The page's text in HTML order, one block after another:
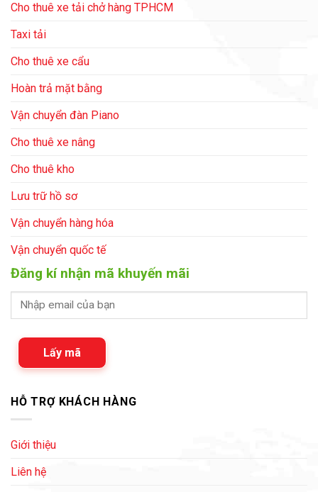
Cho thuê xe tải chở hàng TPHCM
Taxi tải
Cho thuê xe cẩu
Hoàn trả mặt bằng
Vận chuyển đàn Piano
Cho thuê xe nâng
Cho thuê kho
Lưu trữ hồ sơ
Vận chuyển hàng hóa
Vận chuyển quốc tế
Đăng kí nhận mã khuyến mãi
Lấy mã
HỖ TRỢ KHÁCH HÀNG
Giới thiệu
Liên hệ